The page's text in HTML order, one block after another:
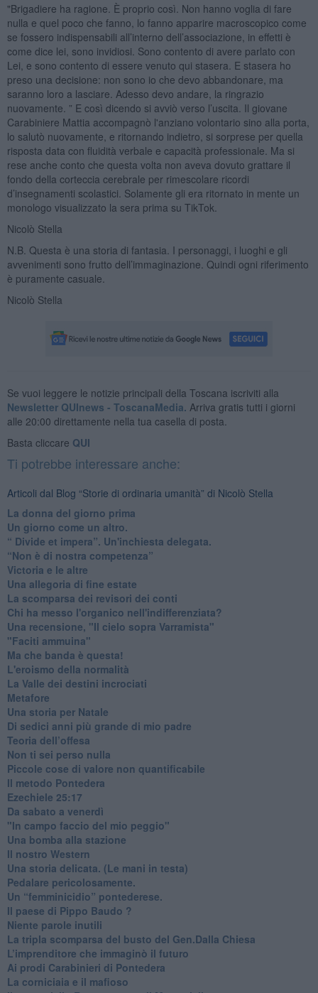
"Brigadiere ha ragione. È proprio così. Non hanno voglia di fare
nulla e quel poco che fanno, lo fanno apparire macroscopico come
se fossero indispensabili all’interno dell’associazione, in effetti è
come dice lei, sono invidiosi. Sono contento di avere parlato con
Lei, e sono contento di essere venuto qui stasera. E stasera ho
preso una decisione: non sono io che devo abbandonare, ma
saranno loro a lasciare. Adesso devo andare, la ringrazio
nuovamente. ” E così dicendo si avviò verso l’uscita. Il giovane
Carabiniere Mattia accompagnò l'anziano volontario sino alla porta,
lo salutò nuovamente, e ritornando indietro, si sorprese per quella
risposta data con fluidità verbale e capacità professionale. Ma si
rese anche conto che questa volta non aveva dovuto grattare il
fondo della corteccia cerebrale per rimescolare ricordi
d’insegnamenti scolastici. Solamente gli era ritornato in mente un
monologo visualizzato la sera prima su TikTok.
Nicolò Stella
N.B. Questa è una storia di fantasia. I personaggi, i luoghi e gli
avvenimenti sono frutto dell’immaginazione. Quindi ogni riferimento
è puramente casuale.
Nicolò Stella
Se vuoi leggere le notizie principali della Toscana iscriviti alla
Newsletter QUInews - ToscanaMedia. Arriva gratis tutti i giorni
alle 20:00 direttamente nella tua casella di posta.
Basta cliccare QUI
Ti potrebbe interessare anche:
Articoli dal Blog “Storie di ordinaria umanità” di Nicolò Stella
​La donna del giorno prima
​Un giorno come un altro.
​“ Divide et impera”. Un'inchiesta delegata.
“Non è di nostra competenza”
​Victoria e le altre
Una allegoria di fine estate
La scomparsa dei revisori dei conti
Chi ha messo l'organico nell'indifferenziata?
Una recensione, "Il cielo sopra Varramista"
​"Faciti ammuina"
Ma che banda è questa!
L'eroismo della normalità
​La Valle dei destini incrociati
Metafore
​Una storia per Natale
​Di sedici anni più grande di mio padre
Teoria dell’offesa
​Non ti sei perso nulla
​Piccole cose di valore non quantificabile
​Il metodo Pontedera
​Ezechiele 25:17
Da sabato a venerdì
"In campo faccio del mio peggio"
Una bomba alla stazione
Il nostro Western
Una storia delicata. (Le mani in testa)
Pedalare pericolosamente.
Un “femminicidio” pontederese.
Il paese di Pippo Baudo ?
Niente parole inutili
La tripla scomparsa del busto del Gen.Dalla Chiesa
​L’imprenditore che immaginò il futuro
Ai prodi Carabinieri di Pontedera
​La corniciaia e il mafioso